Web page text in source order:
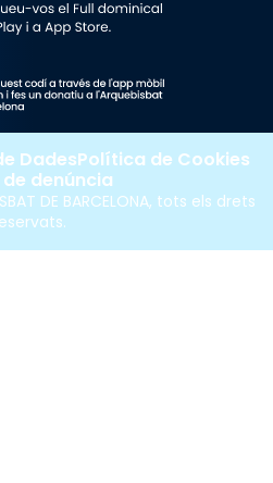
DE BARCELONA, tots els drets
DadesPolítica de Cookies
denúncia